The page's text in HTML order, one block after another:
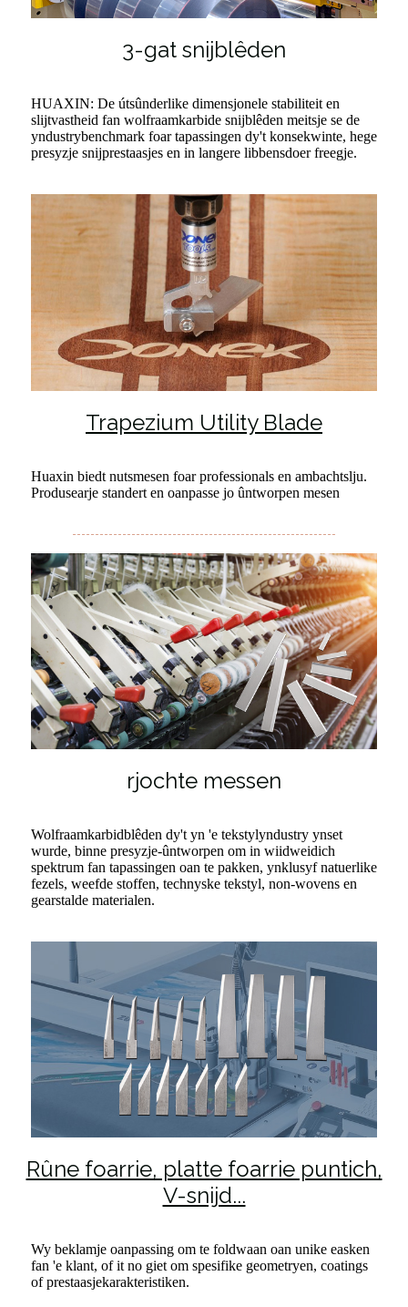
3-gat snijblêden
HUAXIN: De útsûnderlike dimensjonele stabiliteit en
slijtvastheid fan wolfraamkarbide snijblêden meitsje se de
yndustrybenchmark foar tapassingen dy't konsekwinte, hege
presyzje snijprestaasjes en in langere libbensdoer freegje.
Trapezium Utility Blade
Huaxin biedt nutsmesen foar professionals en ambachtslju.
Produsearje standert en oanpasse jo ûntworpen mesen
rjochte messen
Wolfraamkarbidblêden dy't yn 'e tekstylyndustry ynset
wurde, binne presyzje-ûntworpen om in wiidweidich
spektrum fan tapassingen oan te pakken, ynklusyf natuerlike
fezels, weefde stoffen, technyske tekstyl, non-wovens en
gearstalde materialen.
Rûne foarrie, platte foarrie puntich,
V-snijd...
Wy beklamje oanpassing om te foldwaan oan unike easken
fan 'e klant, of it no giet om spesifike geometryen, coatings
of prestaasjekarakteristiken.